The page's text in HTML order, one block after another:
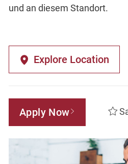
und an diesem Standort.
Explore Location
Apply Now